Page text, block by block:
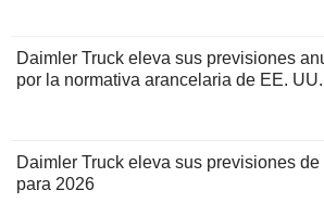
Daimler Truck eleva sus previsiones
por la normativa arancelaria de EE. UU.
Daimler Truck eleva sus previsiones
para 2026